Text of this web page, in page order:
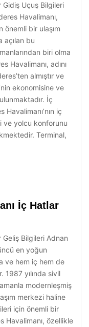
Gidiş Uçuş Bilgileri
Havalimanı,
önemli bir ulaşım
açılan bu
biri olma
Havalimanı, adını
almıştır ve
ekonomisine ve
İç
iç
ve yolcu konforunu
Terminal,
İç Hatlar
Bilgileri Adnan
en yoğun
ve hem iç hem de
1987 yılında sivil
modernleşmiş
merkezi haline
için önemli bir
Havalimanı, özellikle